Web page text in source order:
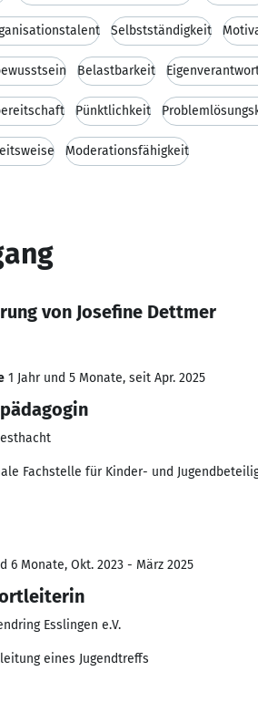
Selbstständigkeit
Belastbarkeit
Pünktlichkeit
Moderationsfähigkeit
von Josefine Dettmer
1 Jahr und 5 Monate, seit Apr. 2025
Fachstelle für Kinder- und
6 Monate, Okt. 2023 - März 2025
Esslingen e.V.
eines Jugendtreffs